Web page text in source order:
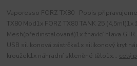
Vaporesso FORZ TX80 Popis
TX80 Mod1x FORZ TX80 TANK 25
Mesh(předinstalovaná)1x žhavící hlava
USB silikonová zástrčka1x silikonový kryt
kroužek1x náhradní skleněné tělo1x... celý